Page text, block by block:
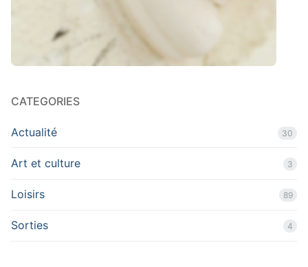
CATEGORIES
Actualité 30
Art et culture 3
Loisirs 89
Sorties 4